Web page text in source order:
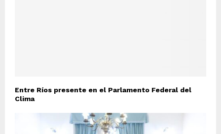
Entre Ríos presente en el Parlamento Federal del
Clima